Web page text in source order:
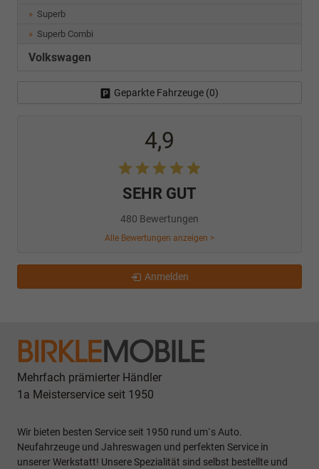
Superb
Superb Combi
Volkswagen
Geparkte Fahrzeuge (0)
4,9
SEHR GUT
480 Bewertungen
Alle Bewertungen anzeigen >
Anmelden
Mehrfach prämierter Händler
1a Meisterservice seit 1950
Wir bieten besten Service seit 1950 rund um`s Auto.
Neufahrzeuge und Jahreswagen und perfekten Service in
unserer Werkstatt! Unsere Spezialität sind selbst bestellte und